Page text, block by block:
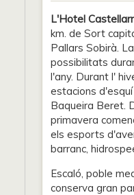
L'Hotel
km. de Sort
Pallars Sobirà.
possibilitats
l'any. Durant l'
estacions
Baqueira Beret.
primavera
els esports
barranc,
Escaló, poble
conserva gran